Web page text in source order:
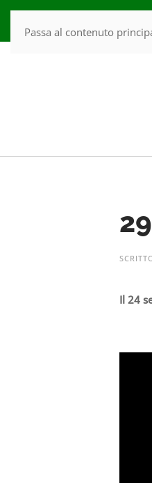
Passa al contenuto
Il 24